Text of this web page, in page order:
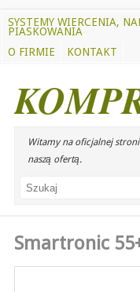
SYSTEMY WIERCENIA,
PIASKOWANIA
O FIRMIE
KONTAKT
Witamy na oficjalnej
naszą ofertą.
Smartronic